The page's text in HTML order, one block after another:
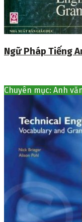
Ngữ Pháp Tiếng
Chuyên mục: Anh